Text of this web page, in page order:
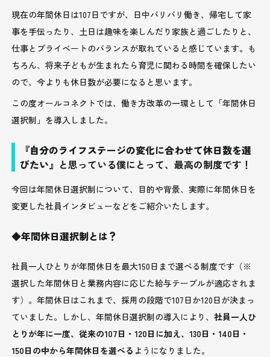
現在の年間休日は107日ですが、日中バリバリ働き、帰宅して家
事を手伝ったり、土日は趣味を楽しんだり家族と過ごしたりと、
仕事とプライベートのバランスが取れていると感じています。も
ちろん、将来子どもが生まれたら育児に関わる時間を確保したい
ので、今よりも休日数が必要になると思います。
この度オールコネクトでは、働き方改革の一環として「年間休日
選択制」を導入しました。
『自分のライフステージの変化に合わせて休日数を選
びたい』 と思っている僕にとって、最高の制度です！
今回は年間休日選択制について、目的や背景、実際に年間休日を
変更した社員インタビューなどをご紹介いたします。
◆年間休日選択制とは？
社員一人ひとりが年間休日を最大150日まで選べる制度です（※
選択した年間休日と業務内容に応じた給与テーブルが適応されま
す）。年間休日はこれまで、採用の段階で107日か120日が決まっ
ていました。しかし、年間休日選択制の導入により、社員一人ひ
とりが年に一度、従来の107日・120日に加え、130日・140日・
150日の中から年間休日を選べる ようになりました。